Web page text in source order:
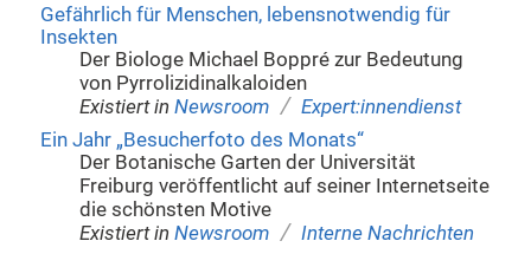
Gefährlich für Menschen, lebensnotwendig für
Insekten
Der Biologe Michael Boppré zur Bedeutung
von Pyrrolizidinalkaloiden
Existiert in Newsroom / Expert:innendienst
Ein Jahr „Besucherfoto des Monats“
Der Botanische Garten der Universität
Freiburg veröffentlicht auf seiner Internetseite
die schönsten Motive
Existiert in Newsroom / Interne Nachrichten